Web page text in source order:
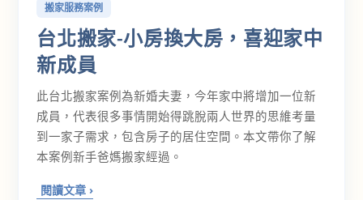
台北搬家-小房換大房，喜迎家中
新成員
搬家服務案例
此台北搬家案例為新婚夫妻，今年家中將增加一位新
成員，代表很多事情開始得跳脫兩人世界的思維考量
到一家子需求，包含房子的居住空間。本文帶你了解
本案例新手爸媽搬家經過。